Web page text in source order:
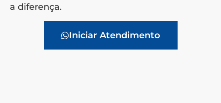
a diferença.
Iniciar Atendimento